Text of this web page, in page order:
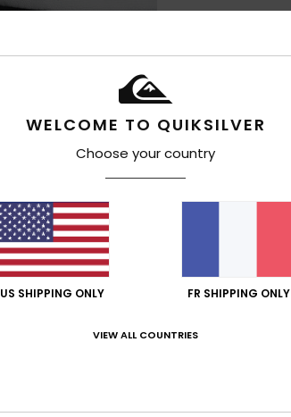
WELCOME TO QUIKSILVER
Choose your country
US SHIPPING ONLY FR SHIPPING ONLY
VIEW ALL COUNTRIES